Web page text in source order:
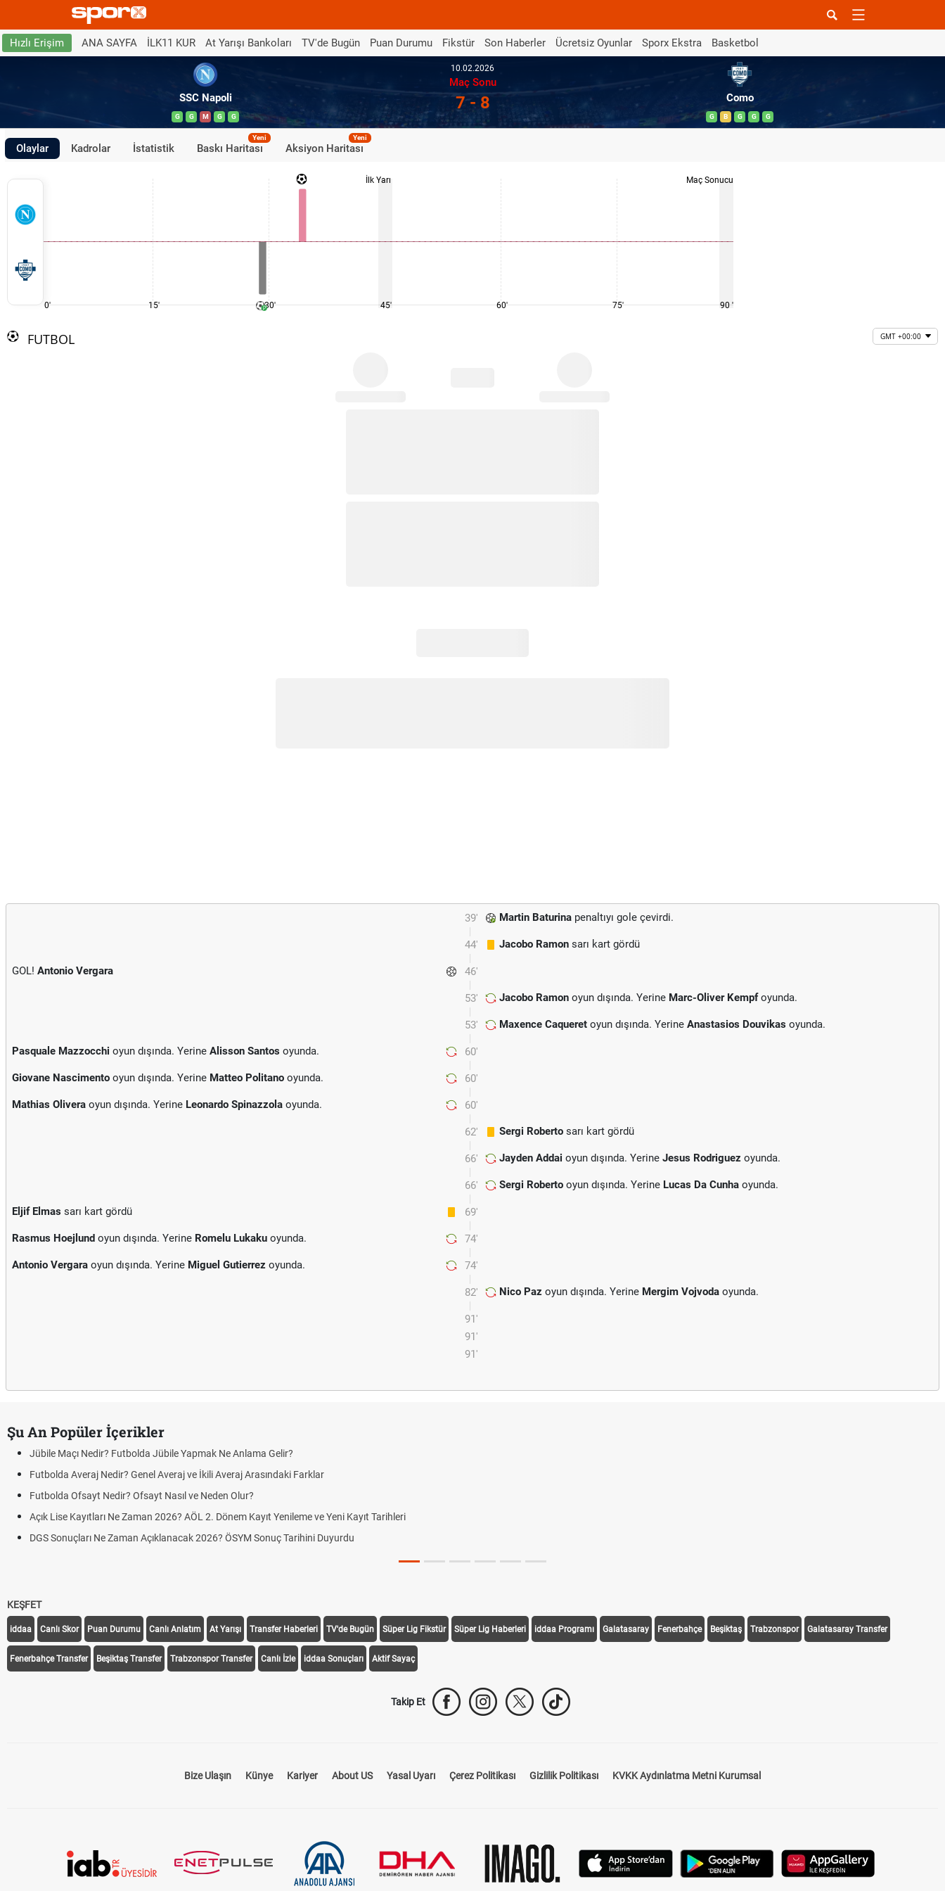
Hızlı Erişim ANA SAYFA İLK11 KUR At Yarışı Bankoları TV'de Bugün Puan Durumu Fikstür Son Haberler Ücretsiz Oyunlar Sporx Ekstra Basketbol
SSC Napoli
G G M G G
10.02.2026
Maç Sonu
7 - 8 Como
G B G G G
Olaylar Kadrolar İstatistik Baskı Haritası
Yeni
Aksiyon Haritası
Yeni
0' 15' 30'
İlk Yarı
45' 60' 75'
Maç Sonucu
90 '
FUTBOL GMT +00:00
39' Martin Baturina penaltıyı gole çevirdi.
44' Jacobo Ramon sarı kart gördü
46'
GOL! Antonio Vergara
53' Jacobo Ramon oyun dışında. Yerine Marc-Oliver Kempfoyunda.
53' Maxence Caqueret oyun dışında. Yerine Anastasios Douvikas oyunda.
60'
Pasquale Mazzocchi oyun dışında. Yerine Alisson Santos oyunda.
60'
Giovane Nascimento oyun dışında. Yerine Matteo Politano oyunda.
60'
Mathias Olivera oyun dışında. Yerine Leonardo Spinazzola oyunda.
62' Sergi Roberto sarı kart gördü
66' Jayden Addai oyun dışında. Yerine Jesus Rodriguez oyunda.
66' Sergi Roberto oyun dışında. Yerine Lucas Da Cunha oyunda.
69'
Eljif Elmas sarı kart gördü
74'
Rasmus Hoejlund oyun dışında. Yerine Romelu Lukaku oyunda.
74'
Antonio Vergara oyun dışında. Yerine Miguel Gutierrez oyunda.
82' Nico Paz oyun dışında. Yerine Mergim Vojvoda oyunda.
91'
91'
91'
Şu An Popüler İçerikler
Jübile Maçı Nedir? Futbolda Jübile Yapmak Ne Anlama Gelir?
Futbolda Averaj Nedir? Genel Averaj ve İkili Averaj Arasındaki Farklar
Futbolda Ofsayt Nedir? Ofsayt Nasıl ve Neden Olur?
Açık Lise Kayıtları Ne Zaman 2026? AÖL 2. Dönem Kayıt Yenileme ve Yeni Kayıt Tarihleri
DGS Sonuçları Ne Zaman Açıklanacak 2026? ÖSYM Sonuç Tarihini Duyurdu
KEŞFET
iddaa Canlı Skor Puan Durumu Canlı Anlatım At Yarışı Transfer Haberleri TV'de Bugün Süper Lig Fikstür Süper Lig Haberleri iddaa Programı Galatasaray Fenerbahçe Beşiktaş Trabzonspor Galatasaray Transfer
Fenerbahçe Transfer Beşiktaş Transfer Trabzonspor Transfer Canlı İzle iddaa Sonuçları Aktif Sayaç
Takip Et
Bize Ulaşın Künye Kariyer About US Yasal Uyarı Çerez Politikası Gizlilik Politikası KVKK Aydınlatma Metni Kurumsal